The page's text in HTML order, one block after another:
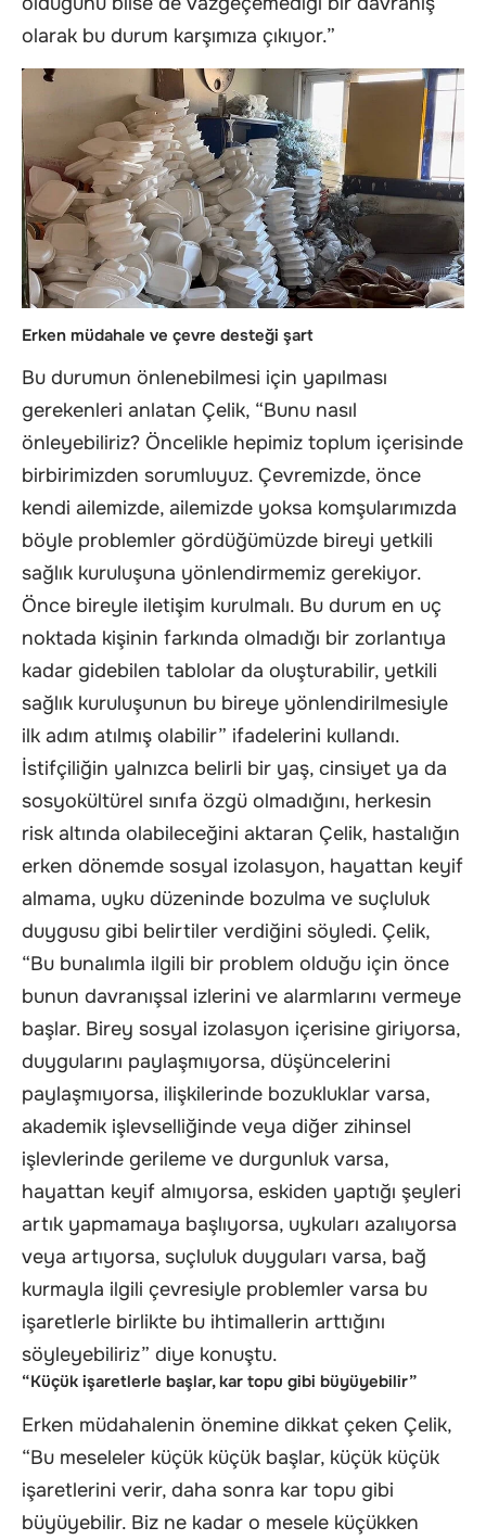
olarak bu durum karşımıza çıkıyor.”
Erken müdahale ve çevre desteği şart
Bu durumun önlenebilmesi için yapılması
gerekenleri anlatan Çelik, “Bunu nasıl
önleyebiliriz? Öncelikle hepimiz toplum içerisinde
birbirimizden sorumluyuz. Çevremizde, önce
kendi ailemizde, ailemizde yoksa komşularımızda
böyle problemler gördüğümüzde bireyi yetkili
sağlık kuruluşuna yönlendirmemiz gerekiyor.
Önce bireyle iletişim kurulmalı. Bu durum en uç
noktada kişinin farkında olmadığı bir zorlantıya
kadar gidebilen tablolar da oluşturabilir, yetkili
sağlık kuruluşunun bu bireye yönlendirilmesiyle
ilk adım atılmış olabilir” ifadelerini kullandı.
İstifçiliğin yalnızca belirli bir yaş, cinsiyet ya da
sosyokültürel sınıfa özgü olmadığını, herkesin
risk altında olabileceğini aktaran Çelik, hastalığın
erken dönemde sosyal izolasyon, hayattan keyif
almama, uyku düzeninde bozulma ve suçluluk
duygusu gibi belirtiler verdiğini söyledi. Çelik,
“Bu bunalımla ilgili bir problem olduğu için önce
bunun davranışsal izlerini ve alarmlarını vermeye
başlar. Birey sosyal izolasyon içerisine giriyorsa,
duygularını paylaşmıyorsa, düşüncelerini
paylaşmıyorsa, ilişkilerinde bozukluklar varsa,
akademik işlevselliğinde veya diğer zihinsel
işlevlerinde gerileme ve durgunluk varsa,
hayattan keyif almıyorsa, eskiden yaptığı şeyleri
artık yapmamaya başlıyorsa, uykuları azalıyorsa
veya artıyorsa, suçluluk duyguları varsa, bağ
kurmayla ilgili çevresiyle problemler varsa bu
işaretlerle birlikte bu ihtimallerin arttığını
söyleyebiliriz” diye konuştu.
“Küçük işaretlerle başlar, kar topu gibi büyüyebilir”
Erken müdahalenin önemine dikkat çeken Çelik,
“Bu meseleler küçük küçük başlar, küçük küçük
işaretlerini verir, daha sonra kar topu gibi
büyüyebilir. Biz ne kadar o mesele küçükken